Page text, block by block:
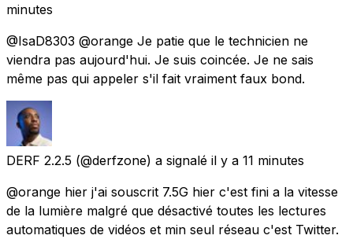
minutes
@IsaD8303 @orange Je patie que le technicien ne
viendra pas aujourd'hui. Je suis coincée. Je ne sais
même pas qui appeler s'il fait vraiment faux bond.
DERF 2.2.5 (@derfzone) a signalé il y a 11 minutes
@orange hier j'ai souscrit 7.5G hier c'est fini a la vitesse
de la lumière malgré que désactivé toutes les lectures
automatiques de vidéos et min seul réseau c'est Twitter.